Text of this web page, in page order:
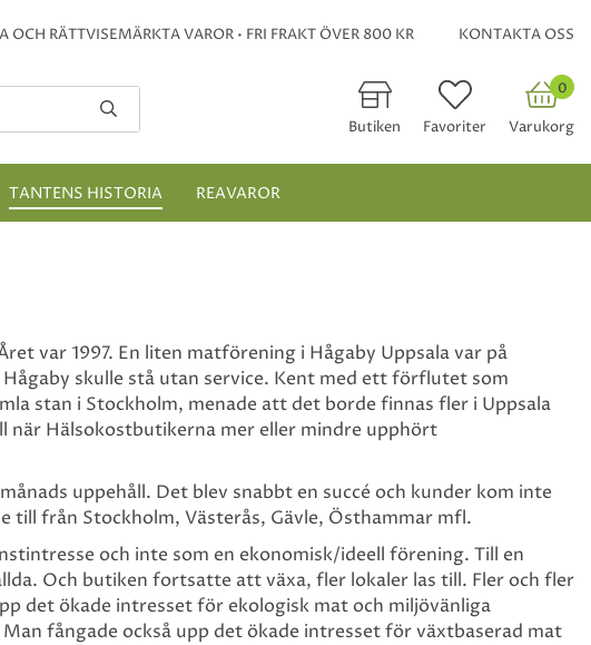
RÄTTVISEMÄRKTA VAROR • FRI FRAKT ÖVER 800 KR KONTAKTA OSS
Butiken Favoriter
0
Varukorg
TANTENS HISTORIA REAVAROR
var 1997. En liten matförening i Hågaby Uppsala var på
skulle stå utan service. Kent med ett förflutet som
stan i Stockholm, menade att det borde finnas fler i Uppsala
när Hälsokostbutikerna mer eller mindre upphört
uppehåll. Det blev snabbt en succé och kunder kom inte
från Stockholm, Västerås, Gävle, Östhammar mfl.
och inte som en ekonomisk/ideell förening. Till en
Och butiken fortsatte att växa, fler lokaler las till. Fler och fler
det ökade intresset för ekologisk mat och miljövänliga
fångade också upp det ökade intresset för växtbaserad mat